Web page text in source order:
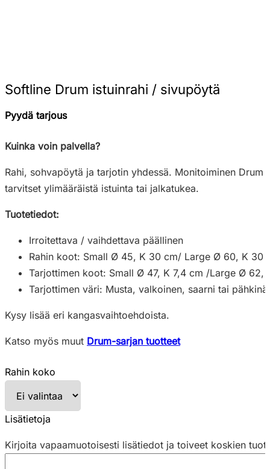
Softline Drum istuinrahi / sivupöytä
Pyydä tarjous
Kuinka voin palvella?
Rahi, sohvapöytä ja tarjotin yhdessä. Monitoiminen
tarvitset ylimääräistä istuinta tai jalkatukea.
Tuotetiedot:
Irroitettava / vaihdettava päällinen
Rahin koot: Small Ø 45, K 30 cm/ Large Ø 60, K
Tarjottimen koot: Small Ø 47, K 7,4 cm /Large Ø 62,
Tarjottimen väri: Musta, valkoinen, saarni tai pähkinä
Kysy lisää eri kangasvaihtoehdoista.
Katso myös muut Drum-sarjan tuotteet
Rahin koko
Lisätietoja
Kirjoita vapaamuotoisesti lisätiedot ja toiveet koskien